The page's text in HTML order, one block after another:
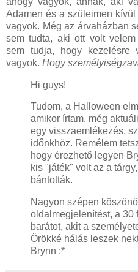
Adamen és a szüleimen
vagyok. Még az árvaházban
sem tudta, aki ott volt
sem tudja, hogy kezelésre
vagyok. Hogy
Hi guys!
Tudom, a Halloween
amikor írtam, még
egy visszaemlékezés,
időnkhöz. Remélem
hogy érezhető legyen
kis "játék" volt az a
bántották.
Nagyon szépen
oldalmegjelenítést, a 30
barátot, akit a
Örökké hálás leszek
Brynn :*